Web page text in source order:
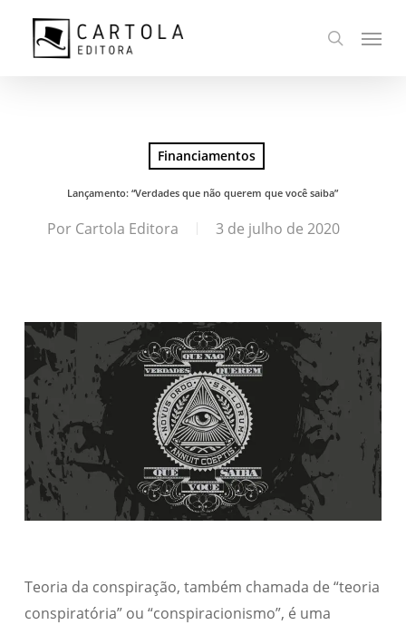
busca
Menu
Financiamentos
Lançamento: “Verdades que não querem que você saiba”
Por Cartola Editora 3 de julho de 2020
Teoria da conspiração, também chamada de “teoria
conspiratória” ou “conspiracionismo”, é uma